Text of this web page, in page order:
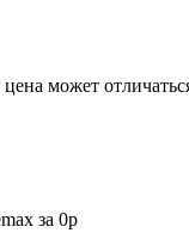
может
за 0р